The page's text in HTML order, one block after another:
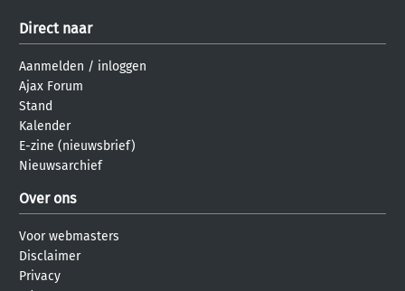
Direct naar
Aanmelden / inloggen
Ajax Forum
Stand
Kalender
E-zine (nieuwsbrief)
Nieuwsarchief
Over ons
Voor webmasters
Disclaimer
Privacy